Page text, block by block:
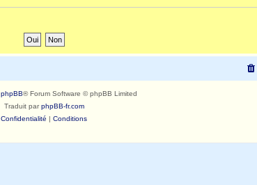
phpBB® Forum Software © phpBB Limited
Traduit parphpBB-fr.com
Confidentialité | Conditions